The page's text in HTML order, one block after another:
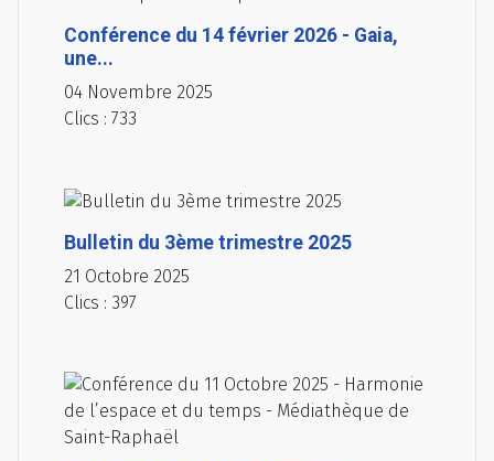
Conférence du 14 février 2026 - Gaia,
une...
04 Novembre 2025
Clics : 733
Bulletin du 3ème trimestre 2025
21 Octobre 2025
Clics : 397